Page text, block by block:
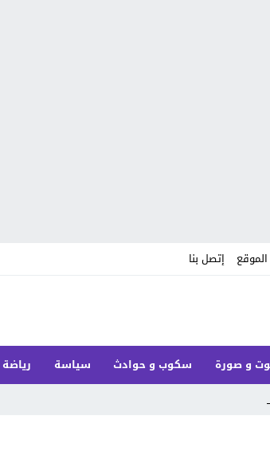
إتصل بنا
و صورة سكوب و حوادث سياسة رياضة
_